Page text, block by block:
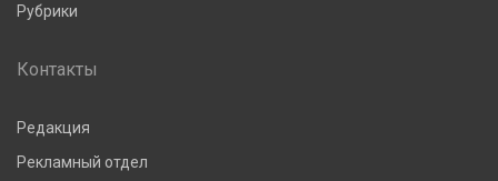
Рубрики
Контакты
Редакция
Рекламный отдел